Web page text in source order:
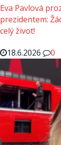
Eva Pavlová
prezidentem:
celý život!
18.6.2026
0